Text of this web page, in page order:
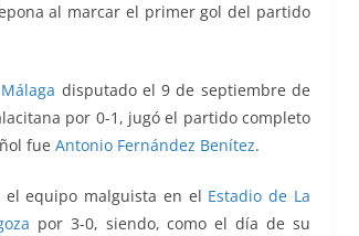
al marcar el primer gol del partido
disputado el 9 de septiembre de
por 0-1, jugó el partido completo
fue Antonio Fernández Benítez.
equipo malguista en el Estadio de La
por 3-0, siendo, como el día de su